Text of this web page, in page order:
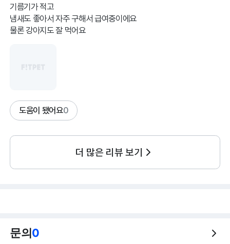
기름기가 적고
냄새도 좋아서 자주 구해서 급여중이에요
물론 강아지도 잘 먹어요
도움이 됐어요0
더 많은 리뷰 보기
문의0